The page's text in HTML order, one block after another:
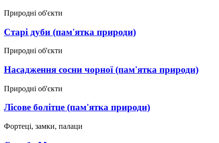
Природні об'єкти
Старі дуби (пам'ятка природи)
Природні об'єкти
Насадження сосни чорної (пам'ятка природи)
Природні об'єкти
Лісове болітце (пам'ятка природи)
Фортеці, замки, палаци